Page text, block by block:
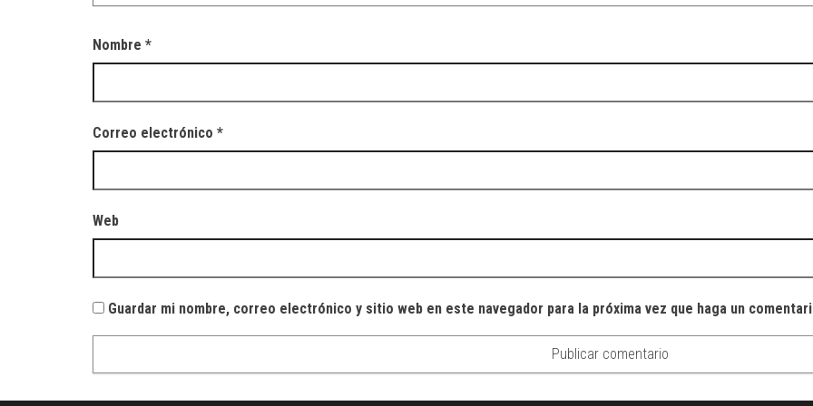
Nombre *
Correo electrónico *
Web
Guardar mi nombre, correo electrónico y sitio web en este navegador para la próxima vez que haga un